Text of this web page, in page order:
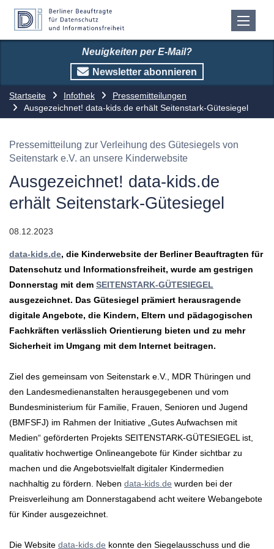
Neuigkeiten per E-Mail?
Newsletter abonnieren
Startseite Infothek
Pressemitteilungen
Ausgezeichnet! data-kids.de erhält Seitenstark-Gütesiegel
Pressemitteilung zur Verleihung des Gütesiegels von
Seitenstark e.V. an unsere Kinderwebsite
Ausgezeichnet! data-kids.de
erhält Seitenstark-Gütesiegel
08.12.2023
data-kids.de, die Kinderwebsite der Berliner Beauftragten für
Datenschutz und Informationsfreiheit, wurde am gestrigen
Donnerstag mit dem SEITENSTARK-GÜTESIEGEL
ausgezeichnet. Das Gütesiegel prämiert herausragende
digitale Angebote, die Kindern, Eltern und pädagogischen
Fachkräften verlässlich Orientierung bieten und zu mehr
Sicherheit im Umgang mit dem Internet beitragen.
Ziel des gemeinsam von Seitenstark e.V., MDR Thüringen und
den Landesmedienanstalten herausgegebenen und vom
Bundesministerium für Familie, Frauen, Senioren und Jugend
(BMFSFJ) im Rahmen der Initiative „Gutes Aufwachsen mit
Medien“ geförderten Projekts SEITENSTARK-GÜTESIEGEL ist,
qualitativ hochwertige Onlineangebote für Kinder sichtbar zu
machen und die Angebotsvielfalt digitaler Kindermedien
nachhaltig zu fördern. Neben data-kids.de wurden bei der
Preisverleihung am Donnerstagabend acht weitere Webangebote
für Kinder ausgezeichnet.
Die Website data-kids.de konnte den Siegelausschuss und die